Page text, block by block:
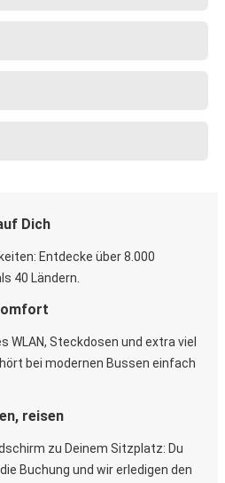
Dich
Entdecke über 8.000
40 Ländern.
WLAN, Steckdosen und extra viel
bei modernen Bussen einfach
reisen
zu Deinem Sitzplatz: Du
Buchung und wir erledigen den